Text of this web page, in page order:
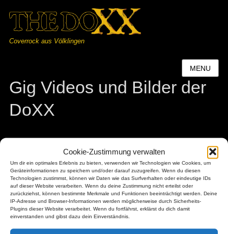
Cookie-Zustimmung verwalten
Um dir ein optimales Erlebnis zu bieten, verwenden wir Technologien wie Cookies, um
Geräteinformationen zu speichern und/oder darauf zuzugreifen. Wenn du diesen
Technologien zustimmst, können wir Daten wie das Surfverhalten oder eindeutige IDs
auf dieser Website verarbeiten. Wenn du deine Zustimmung nicht erteilst oder
zurückziehst, können bestimmte Merkmale und Funktionen beeinträchtigt werden. Deine
IP-Adresse und Browser-Informationen werden möglicherweise durch Sicherheits-
Plugins dieser Website verarbeitet. Wenn du fortfährst, erklärst du dich damit
einverstanden und gibst dazu dein Einverständnis.
Coverrock aus Völklingen
MENU
Gig Videos und Bilder der
DoXX
Music to Help 2023
Weiherfest Geislautern